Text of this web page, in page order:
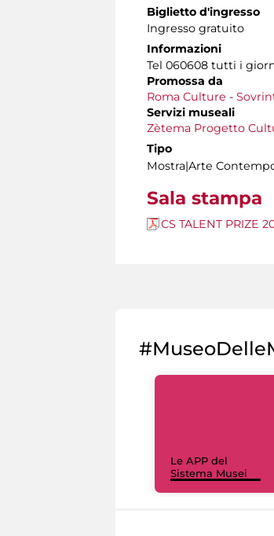
Biglietto d'ingresso
Ingresso gratuito
Informazioni
Tel 060608 tutti i
Promossa da
Roma Culture -
Servizi museali
Zètema Progetto
Tipo
Mostra|Arte
Sala stampa
CS TALENT PRIZE
Le APP del
Sistema Musei